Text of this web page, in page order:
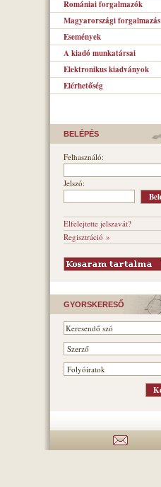
Romániai forgalmazók
Magyarországi forgalmazás
Események
A kiadó munkatársai
Elektronikus kiadványok
Elérhetőség
BELÉPÉS
Felhasználó:
Jelszó:
Elfelejtette jelszavát?
Regisztráció »
GYORSKERESŐ